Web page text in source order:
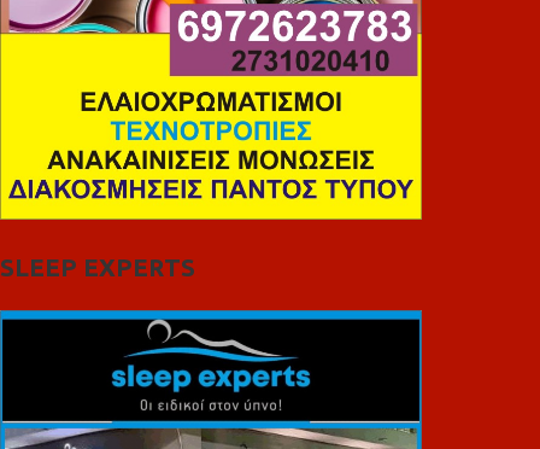
SLEEP EXPERTS